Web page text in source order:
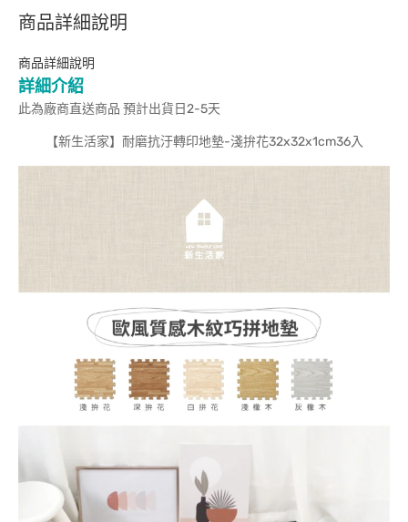
商品詳細說明
商品詳細說明
詳細介紹
此為廠商直送商品 預計出貨日2-5天
【新生活家】耐磨抗汙轉印地墊-淺拚花32x32x1cm36入